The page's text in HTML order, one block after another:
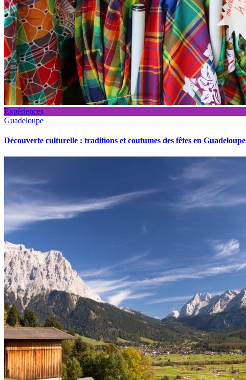
Expériences
Guadeloupe
Découverte culturelle : traditions et coutumes des fêtes en Guadeloupe